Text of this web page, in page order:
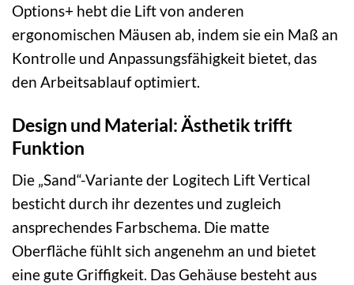
Options+ hebt die Lift von anderen
ergonomischen Mäusen ab, indem sie ein Maß an
Kontrolle und Anpassungsfähigkeit bietet, das
den Arbeitsablauf optimiert.
Design und Material: Ästhetik trifft
Funktion
Die „Sand“-Variante der Logitech Lift Vertical
besticht durch ihr dezentes und zugleich
ansprechendes Farbschema. Die matte
Oberfläche fühlt sich angenehm an und bietet
eine gute Griffigkeit. Das Gehäuse besteht aus